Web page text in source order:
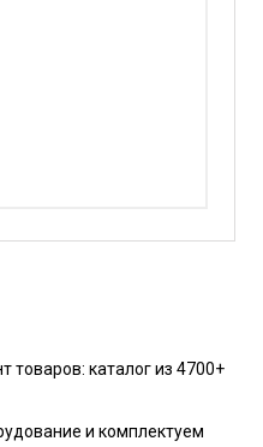
товаров: каталог из 4700+
и комплектуем